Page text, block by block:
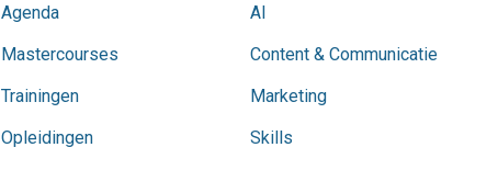
Agenda
Mastercourses
Trainingen
Opleidingen
AI
Content & Communicatie
Marketing
Skills